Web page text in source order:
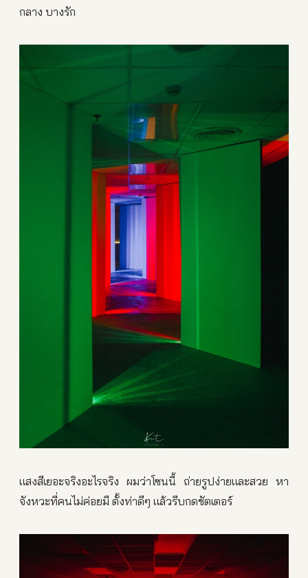
กลาง บางรัก
แสงสีเยอะจริงอะไรจริง ผมว่าโซนนี้ ถ่ายรูปง่ายและสวย หา
จังหวะที่คนไม่ค่อยมี ตั้งท่าดีๆ แล้วรีบกดชัตเตอร์